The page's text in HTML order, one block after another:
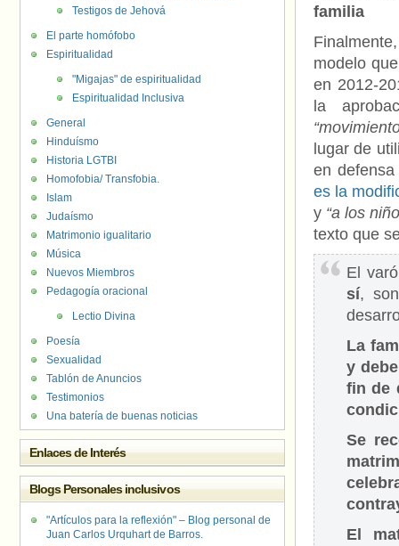
familia
modelo
en 2012-
la
lugar de
en
es la
y “a los
texto que
El
sí,
La
y
fin de
Se
El
Testigos de Jehová
El parte homófobo
Espiritualidad
"Migajas" de espiritualidad
Espiritualidad Inclusiva
General
Hinduísmo
Historia LGTBI
Homofobia/ Transfobia.
Islam
Judaísmo
Matrimonio igualitario
Música
Nuevos Miembros
Pedagogía oracional
Lectio Divina
Poesía
Sexualidad
Tablón de Anuncios
Testimonios
Una batería de buenas noticias
Enlaces de Interés
Blogs Personales inclusivos
"Artículos para la reflexión" – Blog personal de
Juan Carlos Urquhart de Barros.